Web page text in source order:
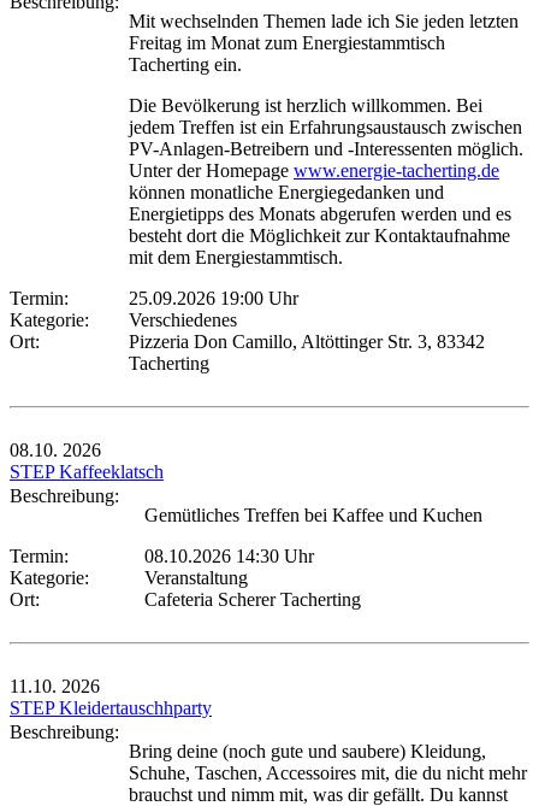
Mit wechselnden Themen lade ich Sie jeden letzten
Freitag im Monat zum Energiestammtisch
Tacherting ein.
Die Bevölkerung ist herzlich willkommen. Bei
jedem Treffen ist ein Erfahrungsaustausch zwischen
PV-Anlagen-Betreibern und -Interessenten möglich.
Unter der Homepage www.energie-tacherting.de
können monatliche Energiegedanken und
Energietipps des Monats abgerufen werden und es
besteht dort die Möglichkeit zur Kontaktaufnahme
mit dem Energiestammtisch.
Termin:
25.09.2026 19:00 Uhr
Kategorie:
Verschiedenes
Ort:
Pizzeria Don Camillo, Altöttinger Str. 3, 83342
Tacherting
08.10. 2026
STEP Kaffeeklatsch
Beschreibung:
Gemütliches Treffen bei Kaffee und Kuchen
Termin:
08.10.2026 14:30 Uhr
Kategorie:
Veranstaltung
Ort:
Cafeteria Scherer Tacherting
11.10. 2026
STEP Kleidertauschhparty
Beschreibung:
Bring deine (noch gute und saubere) Kleidung,
Schuhe, Taschen, Accessoires mit, die du nicht mehr
brauchst und nimm mit, was dir gefällt. Du kannst